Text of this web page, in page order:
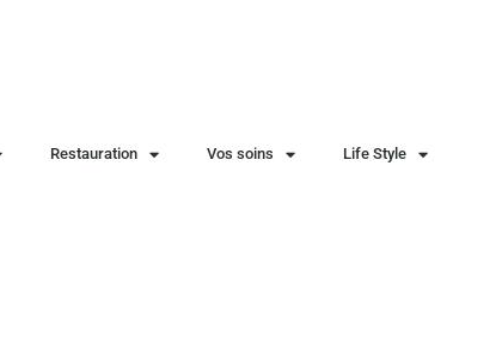
Restauration Vos soins Life Style